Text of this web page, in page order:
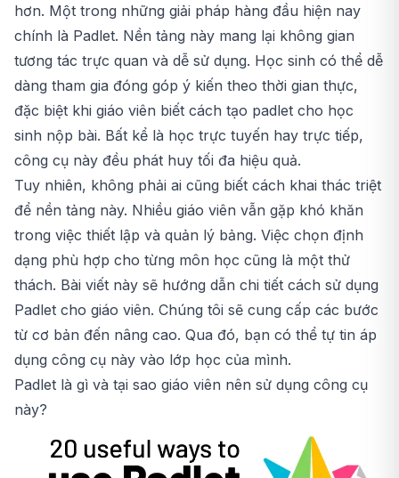
hơn. Một trong những giải pháp hàng đầu hiện nay
chính là Padlet. Nền tảng này mang lại không gian
tương tác trực quan và dễ sử dụng. Học sinh có thể dễ
dàng tham gia đóng góp ý kiến theo thời gian thực,
đặc biệt khi giáo viên biết cách tạo padlet cho học
sinh nộp bài. Bất kể là học trực tuyến hay trực tiếp,
công cụ này đều phát huy tối đa hiệu quả.
Tuy nhiên, không phải ai cũng biết cách khai thác triệt
để nền tảng này. Nhiều giáo viên vẫn gặp khó khăn
trong việc thiết lập và quản lý bảng. Việc chọn định
dạng phù hợp cho từng môn học cũng là một thử
thách. Bài viết này sẽ hướng dẫn chi tiết cách sử dụng
Padlet cho giáo viên. Chúng tôi sẽ cung cấp các bước
từ cơ bản đến nâng cao. Qua đó, bạn có thể tự tin áp
dụng công cụ này vào lớp học của mình.
Padlet là gì và tại sao giáo viên nên sử dụng công cụ
này?